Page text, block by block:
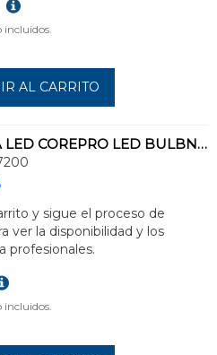
incluidos.
AL CARRITO
LÁMPARA LED COREPRO LED BULBND 7-60W E27 G93 827 CL G
y sigue el proceso de
ver la disponibilidad y los
profesionales.
incluidos.